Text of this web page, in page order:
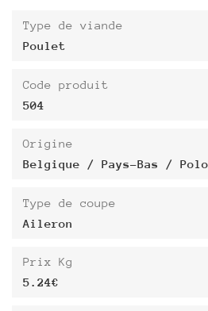
Type de viande
Poulet
Code produit
504
Origine
Belgique / Pays-Bas /
Type de coupe
Aileron
Prix Kg
5.24€